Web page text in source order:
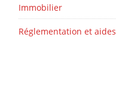
Immobilier
Réglementation et aides